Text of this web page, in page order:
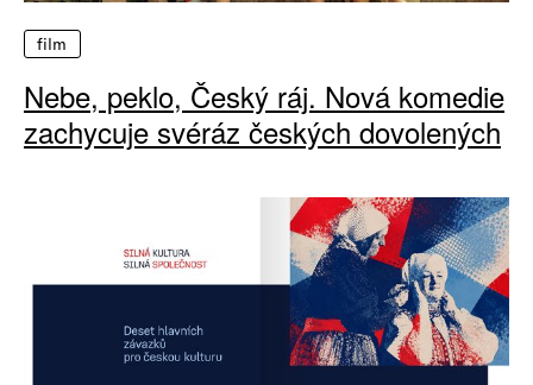
film
Nebe, peklo, Český ráj. Nová komedie
zachycuje svéráz českých dovolených